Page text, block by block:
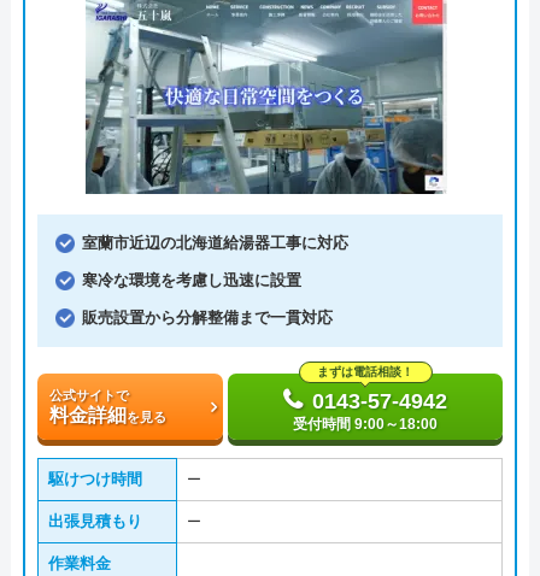
室蘭市近辺の北海道給湯器工事に対応
寒冷な環境を考慮し迅速に設置
販売設置から分解整備まで一貫対応
公式サイトで
料金詳細を見る
まずは電話相談！
0143-57-4942
受付時間 9:00～18:00
駆けつけ時間 ー
出張見積もり ー
作業料金